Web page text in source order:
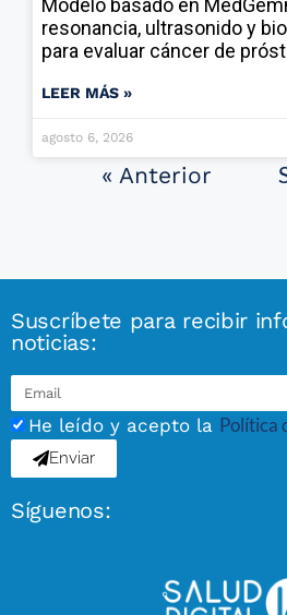
Modelo basado en
resonancia, ultrasonido y
para evaluar cáncer de
LEER MÁS »
agosto 6, 2026
« Anterior
Suscríbete para recibir
noticias:
He leído y acepto la Política
Enviar
Síguenos: